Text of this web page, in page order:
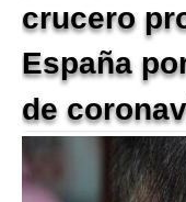
crucero
España
de